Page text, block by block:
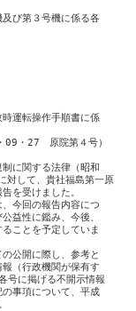
び第３号機に係る各
運転操作手順書に係
第４号）
に関する法律（昭和
対して、貴社福島第一原
を受けました。
今回の報告内容につ
益性に鑑み、今後、
ことを予定していま
公開に際し、参考と
（行政機関が保有す
号に掲げる不開示情報
事項について、平成